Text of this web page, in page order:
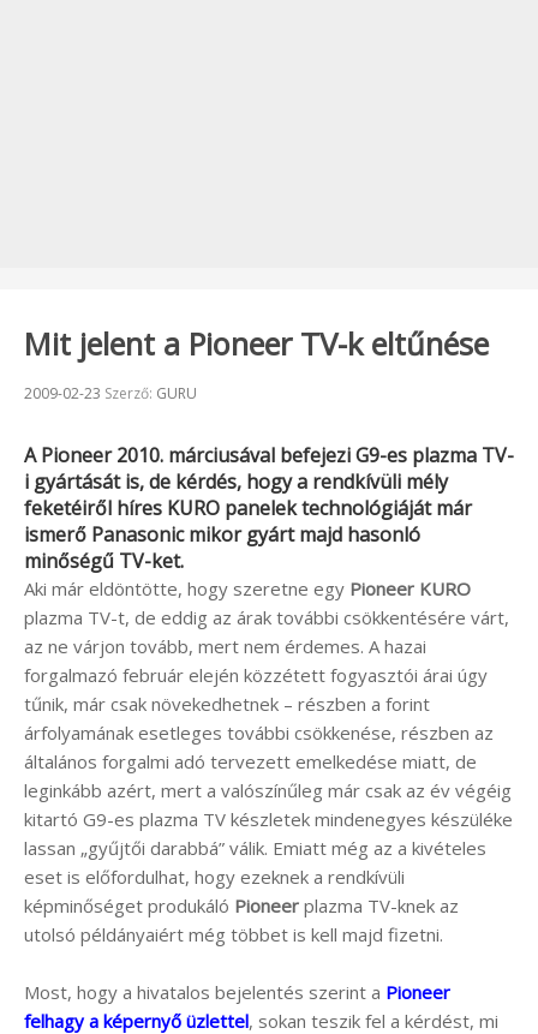
Mit jelent a Pioneer TV-k eltűnése
Beküldve:
2009-02-23 Szerző: GURU
APioneer2010. márciusával befejezi G9-es plazma TV-
i gyártását is, de kérdés, hogy a rendkívüli mély
feketéiről híres KURO panelek technológiáját már
ismerő Panasonicmikor gyárt majd hasonló
minőségű TV-ket.
Aki már eldöntötte, hogy szeretne egy Pioneer KURO
plazma TV-t, de eddig az árak további csökkentésére várt,
az ne várjon tovább, mert nem érdemes. A hazai
forgalmazó február elején közzétett fogyasztói árai úgy
tűnik, már csak növekedhetnek – részben a forint
árfolyamának esetleges további csökkenése, részben az
általános forgalmi adó tervezett emelkedése miatt, de
leginkább azért, mert a valószínűleg már csak az év végéig
kitartó G9-es plazma TV készletek mindenegyes készüléke
lassan „gyűjtői darabbá” válik. Emiatt még az a kivételes
eset is előfordulhat, hogy ezeknek a rendkívüli
képminőséget produkáló Pioneer plazma TV-knek az
utolsó példányaiért még többet is kell majd fizetni.
Most, hogy a hivatalos bejelentés szerint a Pioneer
felhagy a képernyő üzlettel, sokan teszik fel a kérdést, mi